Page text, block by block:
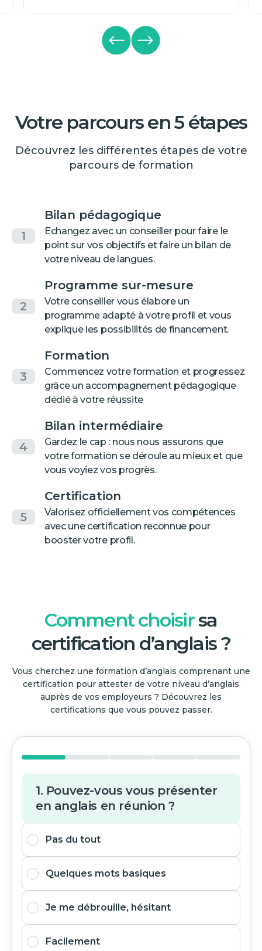
Votre parcours en 5 étapes
Découvrez les différentes étapes de votre
parcours de formation
1
Bilan pédagogique
Echangez avec un conseiller pour faire le
point sur vos objectifs et faire un bilan de
votre niveau de langues.
2
Programme sur-mesure
Votre conseiller vous élabore un
programme adapté à votre profil et vous
explique les possibilités de financement.
3
Formation
Commencez votre formation et progressez
grâce un accompagnement pédagogique
dédié à votre réussite
4
Bilan intermédiaire
Gardez le cap : nous nous assurons que
votre formation se déroule au mieux et que
vous voyiez vos progrès.
5
Certification
Valorisez officiellement vos compétences
avec une certification reconnue pour
booster votre profil.
Comment choisirsa
certification d’anglais ?
Vous cherchez une formation d’anglais comprenant une
certification pour attester de votre niveau d’anglais
auprès de vos employeurs ? Découvrez les
certifications que vous pouvez passer.
1. Pouvez-vous vous présenter
en anglais en réunion ?
Pas du tout
Quelques mots basiques
Je me débrouille, hésitant
Facilement